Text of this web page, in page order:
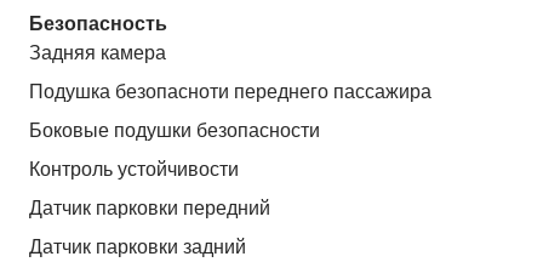
Безопасность
Задняя камера
Подушка безопасноти переднего пассажира
Боковые подушки безопасности
Контроль устойчивости
Датчик парковки передний
Датчик парковки задний